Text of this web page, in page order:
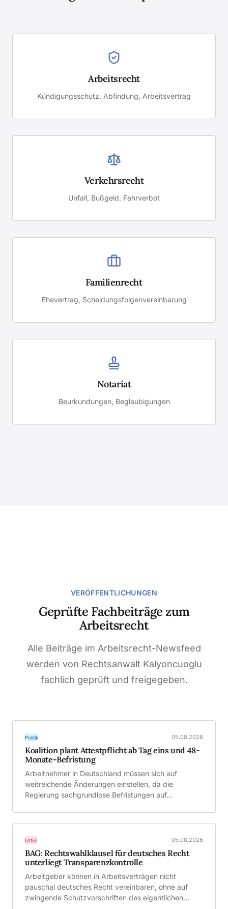
Arbeitsrecht
Kündigungsschutz, Abfindung, Arbeitsvertrag
Verkehrsrecht
Unfall, Bußgeld, Fahrverbot
Familienrecht
Ehevertrag, Scheidungsfolgenvereinbarung
Notariat
Beurkundungen, Beglaubigungen
VERÖFFENTLICHUNGEN
Geprüfte Fachbeiträge zum
Arbeitsrecht
Alle Beiträge im Arbeitsrecht-Newsfeed
werden von Rechtsanwalt Kalyoncuoglu
fachlich geprüft und freigegeben.
Politik 05.08.2026
Koalition plant Attestpflicht ab Tag eins und 48-
Monate-Befristung
Arbeitnehmer in Deutschland müssen sich auf
weitreichende Änderungen einstellen, da die
Regierung sachgrundlose Befristungen auf…
Urteil 05.08.2026
BAG: Rechtswahlklausel für deutsches Recht
unterliegt Transparenzkontrolle
Arbeitgeber können in Arbeitsverträgen nicht
pauschal deutsches Recht vereinbaren, ohne auf
zwingende Schutzvorschriften des eigentlichen…